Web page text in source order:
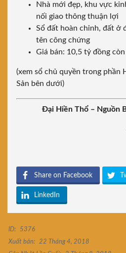
Nhà mới đẹp, khu vực
nối giao thông thuận lợi
Sổ đất hoàn chỉnh, đất ở
tên công chứng
Giá bán: 10,5 tỷ đồng
(xem sổ chủ quyền trong phần
Sản bên dưới)
Đại Hiền Thổ – Nguồn
Share on Facebook
LinkedIn
ID:
5376
Xuất bản:
22 Tháng 4, 2018